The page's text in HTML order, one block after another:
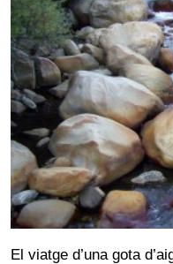
El viatge d’una gota